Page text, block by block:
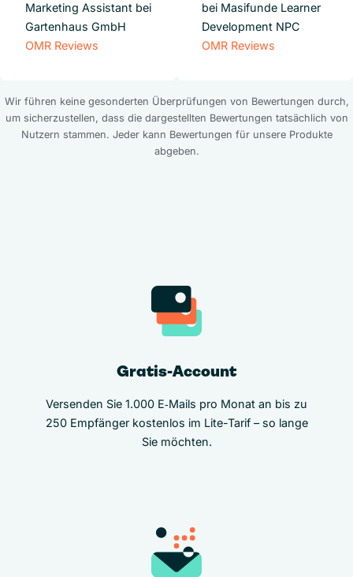
Marketing Assistant bei
Gartenhaus GmbH
OMR Reviews
bei Masifunde Learner
Development NPC
OMR Reviews
Wir führen keine gesonderten Überprüfungen von Bewertungen durch,
um sicherzustellen, dass die dargestellten Bewertungen tatsächlich von
Nutzern stammen. Jeder kann Bewertungen für unsere Produkte
abgeben.
Gratis-Account
Versenden Sie 1.000 E‑Mails pro Monat an bis zu
250 Empfänger kostenlos im Lite-Tarif – so lange
Sie möchten.